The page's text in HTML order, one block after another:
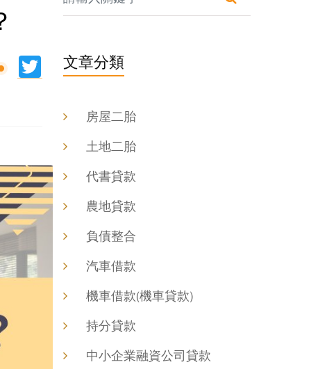
Twitter文章分類
房屋二胎
土地二胎
代書貸款
農地貸款
負債整合
汽車借款
機車借款(機車貸款)
持分貸款
中小企業融資公司貸款